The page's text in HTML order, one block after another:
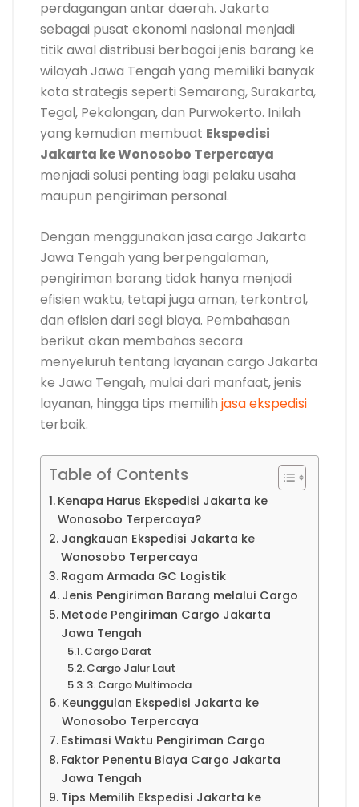
perdagangan antar daerah. Jakarta
sebagai pusat ekonomi nasional menjadi
titik awal distribusi berbagai jenis barang ke
wilayah Jawa Tengah yang memiliki banyak
kota strategis seperti Semarang, Surakarta,
Tegal, Pekalongan, dan Purwokerto. Inilah
yang kemudian membuat Ekspedisi
Jakarta ke Wonosobo Terpercaya
menjadi solusi penting bagi pelaku usaha
maupun pengiriman personal.
Dengan menggunakan jasa cargo Jakarta
Jawa Tengah yang berpengalaman,
pengiriman barang tidak hanya menjadi
efisien waktu, tetapi juga aman, terkontrol,
dan efisien dari segi biaya. Pembahasan
berikut akan membahas secara
menyeluruh tentang layanan cargo Jakarta
ke Jawa Tengah, mulai dari manfaat, jenis
layanan, hingga tips memilih jasa ekspedisi
terbaik.
Table of Contents
Kenapa Harus Ekspedisi Jakarta ke
Wonosobo Terpercaya?
Jangkauan Ekspedisi Jakarta ke
Wonosobo Terpercaya
Ragam Armada GC Logistik
Jenis Pengiriman Barang melalui Cargo
Metode Pengiriman Cargo Jakarta
Jawa Tengah
Cargo Darat
Cargo Jalur Laut
3. Cargo Multimoda
Keunggulan Ekspedisi Jakarta ke
Wonosobo Terpercaya
Estimasi Waktu Pengiriman Cargo
Faktor Penentu Biaya Cargo Jakarta
Jawa Tengah
Tips Memilih Ekspedisi Jakarta ke